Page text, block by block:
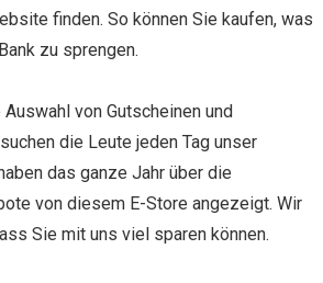
finden. So können Sie kaufen, was
zu sprengen.
von Gutscheinen und
die Leute jeden Tag unser
das ganze Jahr über die
von diesem E-Store angezeigt. Wir
Sie mit uns viel sparen können.